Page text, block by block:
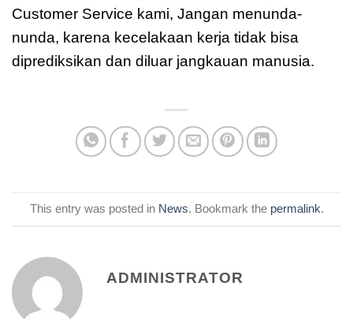
Customer Service kami, Jangan menunda-
nunda, karena kecelakaan kerja tidak bisa
diprediksikan dan diluar jangkauan manusia.
This entry was posted in News. Bookmark the permalink.
ADMINISTRATOR